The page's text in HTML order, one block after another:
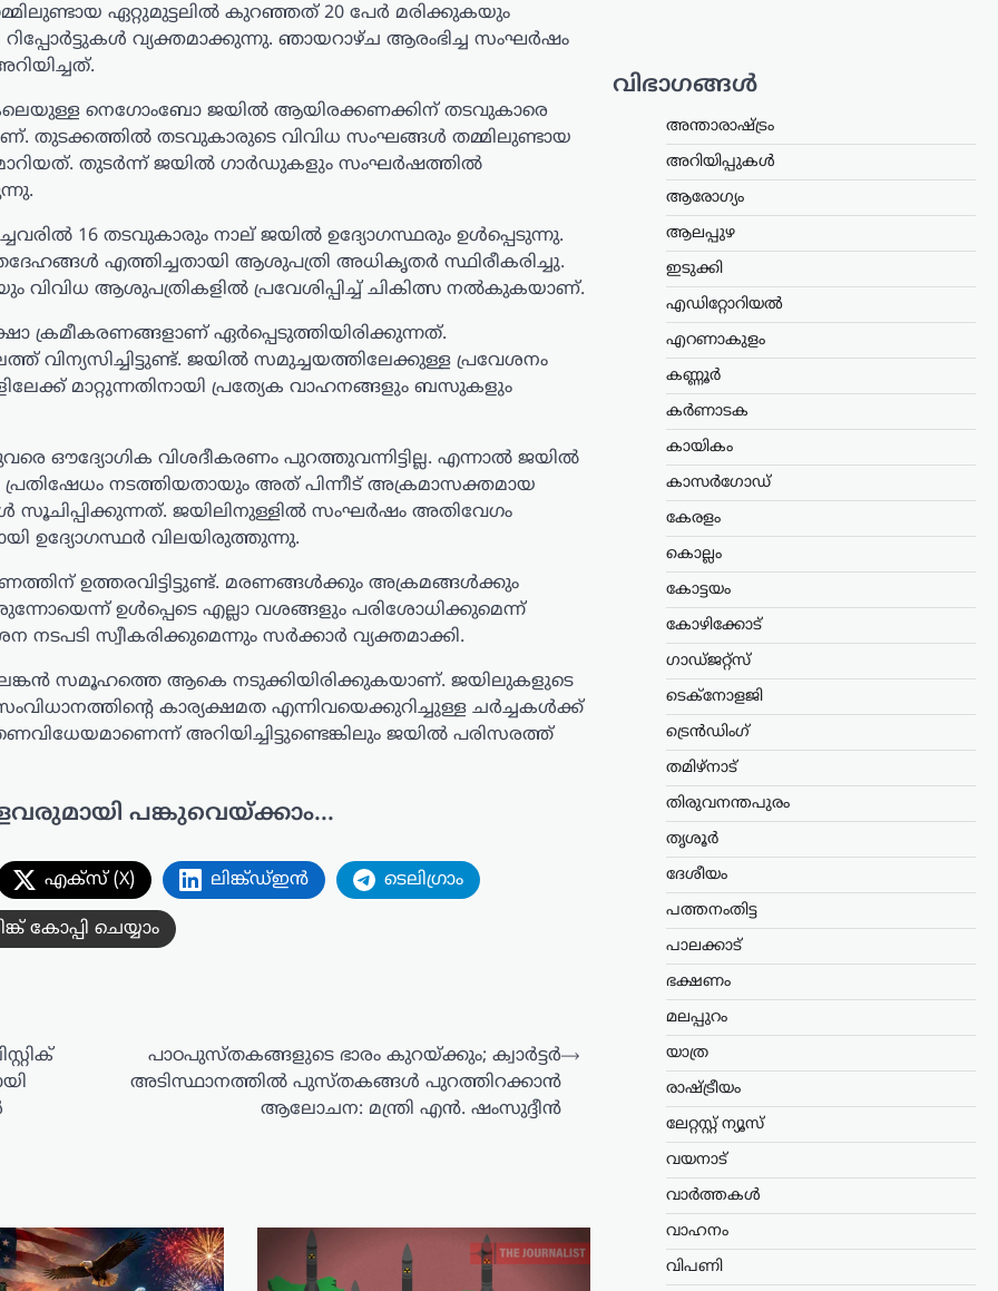
ഏറ്റുമുട്ടലിൽ കുറഞ്ഞത് 20 പേർ മരിക്കുകയും
വ്യക്തമാക്കുന്നു. ഞായറാഴ്ച ആരംഭിച്ച സംഘർഷം
നെഗോംബോ ജയിൽ ആയിരക്കണക്കിന് തടവുകാരെ
തുടക്കത്തിൽ തടവുകാരുടെ വിവിധ സംഘങ്ങൾ തമ്മിലുണ്ടായ
തുടർന്ന് ജയിൽ ഗാർഡുകളും സംഘർഷത്തിൽ
16 തടവുകാരും നാല് ജയിൽ ഉദ്യോഗസ്ഥരും ഉൾപ്പെടുന്നു.
എത്തിച്ചതായി ആശുപത്രി അധികൃതർ സ്ഥിരീകരിച്ചു.
ആശുപത്രികളിൽ പ്രവേശിപ്പിച്ച് ചികിത്സ നൽകുകയാണ്.
ഏർപ്പെടുത്തിയിരിക്കുന്നത്.
ജയിൽ സമുച്ചയത്തിലേക്കുള്ള പ്രവേശനം
മാറ്റുന്നതിനായി പ്രത്യേക വാഹനങ്ങളും ബസുകളും
ഔദ്യോഗിക വിശദീകരണം പുറത്തുവന്നിട്ടില്ല. എന്നാൽ ജയിൽ
നടത്തിയതായും അത് പിന്നീട് അക്രമാസക്തമായ
സൂചിപ്പിക്കുന്നത്. ജയിലിനുള്ളിൽ സംഘർഷം അതിവേഗം
ഉദ്യോഗസ്ഥർ വിലയിരുത്തുന്നു.
ഉത്തരവിട്ടിട്ടുണ്ട്. മരണങ്ങൾക്കും അക്രമങ്ങൾക്കും
ഉൾപ്പെടെ എല്ലാ വശങ്ങളും പരിശോധിക്കുമെന്ന്
സ്വീകരിക്കുമെന്നും സർക്കാർ വ്യക്തമാക്കി.
സമൂഹത്തെ ആകെ നടുക്കിയിരിക്കുകയാണ്. ജയിലുകളുടെ
കാര്യക്ഷമത എന്നിവയെക്കുറിച്ചുള്ള ചർച്ചകൾക്ക്
അറിയിച്ചിട്ടുണ്ടെങ്കിലും ജയിൽ പരിസരത്ത്
പങ്കുവെയ്ക്കാം...
എക്സ് (X) ലിങ്ക്ഡ്ഇൻ ടെലിഗ്രാം
കോപ്പി ചെയ്യാം
പാഠപുസ്തകങ്ങളുടെ ഭാരം കുറയ്ക്കും; ക്വാർട്ടർ
അടിസ്ഥാനത്തിൽ പുസ്തകങ്ങൾ പുറത്തിറക്കാൻ
ആലോചന: മന്ത്രി എൻ. ഷംസുദ്ദീൻ
⟶
വിഭാഗങ്ങൾ
അന്താരാഷ്ട്രം
അറിയിപ്പുകൾ
ആരോഗ്യം
ആലപ്പുഴ
ഇടുക്കി
എഡിറ്റോറിയൽ
എറണാകുളം
കണ്ണൂർ
കർണാടക
കായികം
കാസർഗോഡ്
കേരളം
കൊല്ലം
കോട്ടയം
കോഴിക്കോട്
ഗാഡ്ജറ്റ്സ്
ടെക്നോളജി
ട്രെൻഡിംഗ്
തമിഴ്നാട്
തിരുവനന്തപുരം
തൃശൂർ
ദേശീയം
പത്തനംതിട്ട
പാലക്കാട്
ഭക്ഷണം
മലപ്പുറം
യാത്ര
രാഷ്ട്രീയം
ലേറ്റസ്റ്റ് ന്യൂസ്
വയനാട്
വാർത്തകൾ
വാഹനം
വിപണി